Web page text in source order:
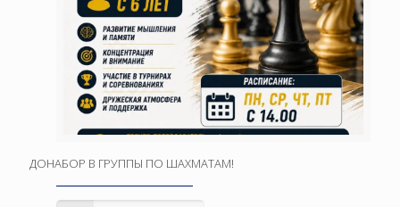
ДОНАБОР В ГРУППЫ ПО ШАХМАТАМ!